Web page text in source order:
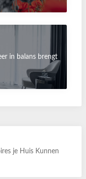
in balans brengt
je Huis Kunnen